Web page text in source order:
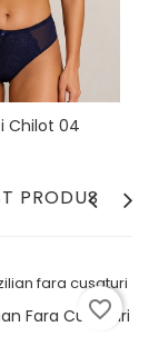
Chilot 04
PRODUS
Fara Cusaturi
favorite_border